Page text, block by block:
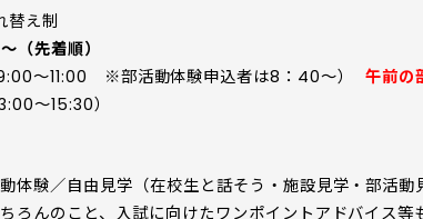
替え制
（先着順）
～11:00 ※部活動体験申込者は8：40～） 午前の
～15:30）
体験／自由見学（在校生と話そう・施設見学・部活動
んのこと、入試に向けたワンポイントアドバイス等